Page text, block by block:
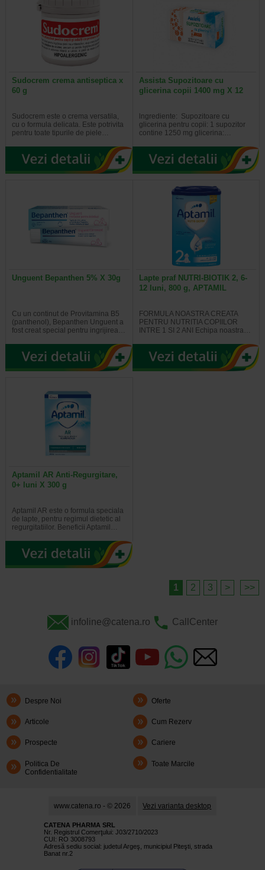
Sudocrem crema antiseptica x
60 g
Sudocrem este o crema versatila,
cu o formula delicata. Este potrivita
pentru toate tipurile de piele…
Assista Supozitoare cu
glicerina copii 1400 mg X 12
lngrediente: Supozitoare cu
glicerina pentru copii: 1 supozitor
contine 1250 mg glicerina:…
Unguent Bepanthen 5% X 30g
Cu un continut de Provitamina B5
(panthenol), Bepanthen Unguent a
fost creat special pentru ingrijirea…
Lapte praf NUTRI-BIOTIK 2, 6-
12 luni, 800 g, APTAMIL
FORMULA NOASTRA CREATA
PENTRU NUTRITIA COPIILOR
INTRE 1 SI 2 ANI Echipa noastra…
Aptamil AR Anti-Regurgitare,
0+ luni X 300 g
Aptamil AR este o formula speciala
de lapte, pentru regimul dietetic al
regurgitatiilor. Beneficii Aptamil…
1 2 3 > >>
infoline@catena.ro CallCenter
Despre Noi Oferte
Articole Cum Rezerv
Prospecte Cariere
Politica De
Confidentialitate
Toate Marcile
www.catena.ro - © 2026 Vezi varianta desktop
CATENA PHARMA SRL
Nr. Registrul Comerţului: J03/2710/2023
CUI: RO 3008793
Adresă sediu social: judetul Argeş, municipiul Piteşti, strada
Banat nr.2